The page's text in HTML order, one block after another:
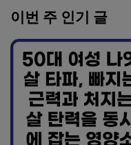
이번 주 인기 글